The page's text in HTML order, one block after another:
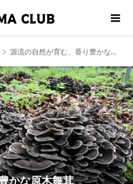
源流の自然が育む、香り豊かな原木舞茸
かな原木舞茸